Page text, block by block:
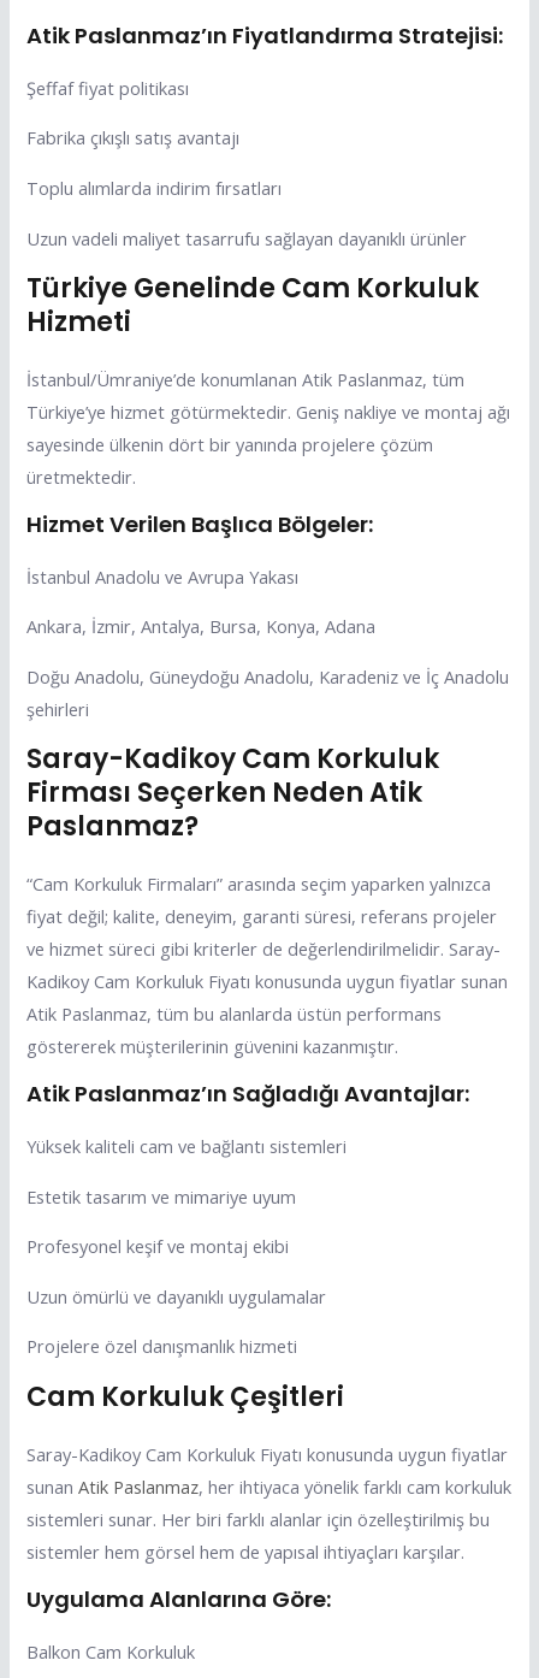
Atik Paslanmaz’ın Fiyatlandırma Stratejisi:
Şeffaf fiyat politikası
Fabrika çıkışlı satış avantajı
Toplu alımlarda indirim fırsatları
Uzun vadeli maliyet tasarrufu sağlayan dayanıklı ürünler
Türkiye Genelinde Cam Korkuluk
Hizmeti
İstanbul/Ümraniye’de konumlanan Atik Paslanmaz, tüm
Türkiye’ye hizmet götürmektedir. Geniş nakliye ve montaj ağı
sayesinde ülkenin dört bir yanında projelere çözüm
üretmektedir.
Hizmet Verilen Başlıca Bölgeler:
İstanbul Anadolu ve Avrupa Yakası
Ankara, İzmir, Antalya, Bursa, Konya, Adana
Doğu Anadolu, Güneydoğu Anadolu, Karadeniz ve İç Anadolu
şehirleri
Saray-Kadikoy Cam Korkuluk
Firması Seçerken Neden Atik
Paslanmaz?
“Cam Korkuluk Firmaları” arasında seçim yaparken yalnızca
fiyat değil; kalite, deneyim, garanti süresi, referans projeler
ve hizmet süreci gibi kriterler de değerlendirilmelidir. Saray-
Kadikoy Cam Korkuluk Fiyatı konusunda uygun fiyatlar sunan
Atik Paslanmaz, tüm bu alanlarda üstün performans
göstererek müşterilerinin güvenini kazanmıştır.
Atik Paslanmaz’ın Sağladığı Avantajlar:
Yüksek kaliteli cam ve bağlantı sistemleri
Estetik tasarım ve mimariye uyum
Profesyonel keşif ve montaj ekibi
Uzun ömürlü ve dayanıklı uygulamalar
Projelere özel danışmanlık hizmeti
Cam Korkuluk Çeşitleri
Saray-Kadikoy Cam Korkuluk Fiyatı konusunda uygun fiyatlar
sunan Atik Paslanmaz, her ihtiyaca yönelik farklı cam korkuluk
sistemleri sunar. Her biri farklı alanlar için özelleştirilmiş bu
sistemler hem görsel hem de yapısal ihtiyaçları karşılar.
Uygulama Alanlarına Göre:
Balkon Cam Korkuluk